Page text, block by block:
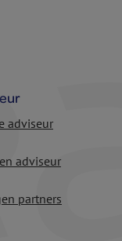
adviseur
adviseur
partners